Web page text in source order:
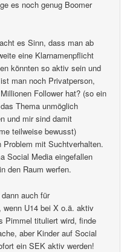
es noch genug Boomer
es Sinn, dass man ab
eine Klarnamenpflicht
könnten so aktiv sein und
man noch Privatperson,
Follower hat? (so ein
Thema unmöglich
und mir sind damit
teilweise bewusst)
mit Suchtverhalten.
Social Media eingefallen
den Raum werfen.
auch für
wenn U14 bei X o.ä. aktiv
Pimmel tituliert wird, finde
aber Kinder auf Social
ein SEK aktiv werden!